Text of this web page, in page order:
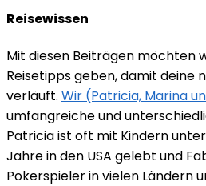
Reisewissen
Mit diesen Beiträgen möchten
Reisetipps geben, damit deine
verläuft. Wir (Patricia, Marina
umfangreiche und
Patricia ist oft mit Kindern
Jahre in den USA gelebt und
Pokerspieler in vielen Ländern